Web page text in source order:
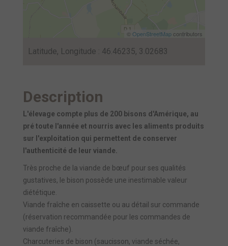
© OpenStreetMapcontributors
Latitude, Longitude : 46.46235, 3.02683
Description
L'élevage compte plus de 200 bisons d'Amérique, au
pré toute l'année et nourris avec les aliments produits
sur l'exploitation qui permettent de conserver
l'authenticité de leur viande.
Très proche de la viande de bœuf pour ses qualités
gustatives, le bison possède une inestimable valeur
diététique.
Viande fraîche en caissette ou au détail sur commande
(réservation recommandée pour les commandes de
viande fraîche).
Charcuteries de bison (saucisson, viande séchée,